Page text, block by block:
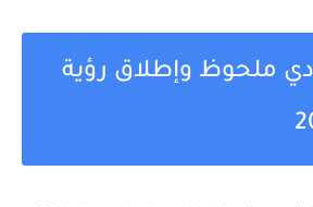
ملحوظ وإطلاق رؤية